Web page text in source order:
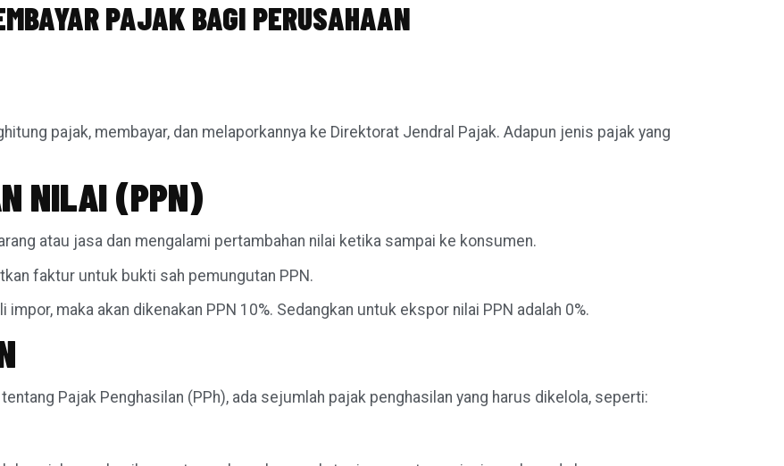
PAJAK BAGI PERUSAHAAN
pajak, membayar, dan melaporkannya ke Direktorat Jendral Pajak. Adapun jenis pajak yang
NILAI (PPN)
atau jasa dan mengalami pertambahan nilai ketika sampai ke konsumen.
faktur untuk bukti sah pemungutan PPN.
maka akan dikenakan PPN 10%. Sedangkan untuk ekspor nilai PPN adalah 0%.
Pajak Penghasilan (PPh), ada sejumlah pajak penghasilan yang harus dikelola, seperti: